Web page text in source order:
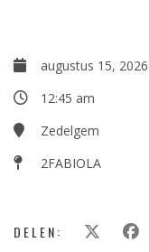
augustus 15, 2026
12:45 am
Zedelgem
2FABIOLA
DELEN: